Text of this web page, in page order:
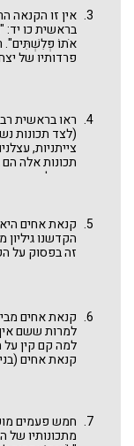
כלל ועיקר.
כאמור, לסקור
אליהם.
אין זו הקנאה
בראשית כו יד:
אֹתוֹ פְּלִשְׁתִּים".
פרדותיו של
בפרשת
ראו בראשית
(לצד תכונות
צייתניות,
תכונות אלה
שמפליג
ראו שכל טוב
הקנאה על
וקנאה הם שני
אהבה בצד
פסוק שנראה
קנאת אחים
הקדשנו גיליון
זה בפסוק על
קנאת אחים
למרות ששם
למה קם קין על
קנאת אחים
חמש פעמים
מתכונותיו